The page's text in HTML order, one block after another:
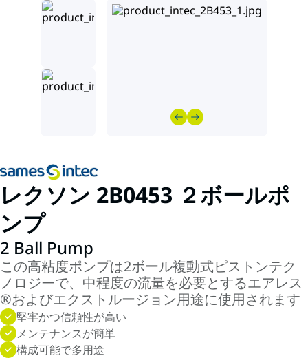
レクソン 2B0453 ２ボールポ
ンプ
2 Ball Pump
この高粘度ポンプは2ボール複動式ピストンテク
ノロジーで、中程度の流量を必要とするエアレス
®およびエクストルージョン用途に使用されます
堅牢かつ信頼性が高い
メンテナンスが簡単
構成可能で多用途